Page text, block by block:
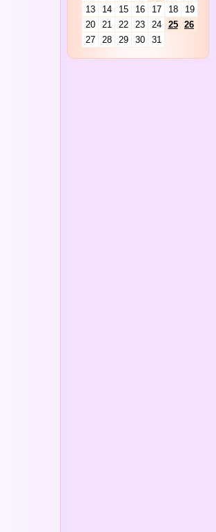
13
14 15 16 17 18
19
20
21 22 23 24 25
26
27
28 29 30 31